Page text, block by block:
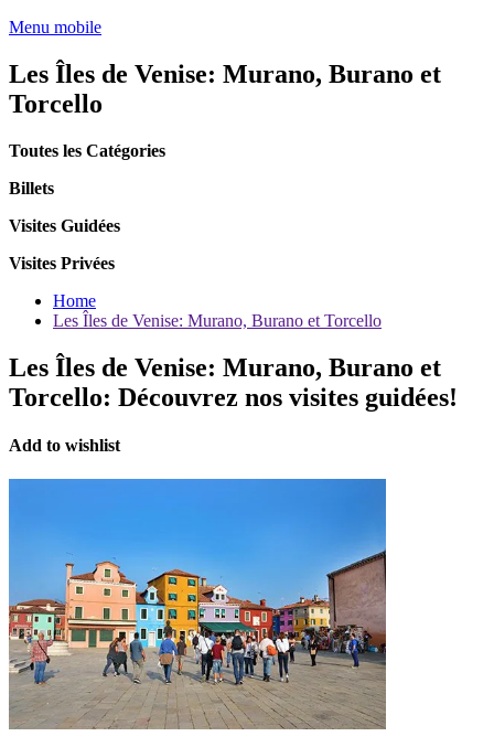
Menu mobile
Les Îles de Venise: Murano, Burano et
Torcello
Toutes les Catégories
Billets
Visites Guidées
Visites Privées
Home
Les Îles de Venise: Murano, Burano et Torcello
Les Îles de Venise: Murano, Burano et
Torcello: Découvrez nos visites guidées!
Add to wishlist